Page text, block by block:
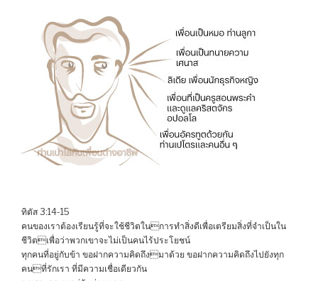
ทิตัส 3:14-15
คนของเราต้องเรียนรู้ที่จะใช้ชีวิตในการทำสิ่งดีเพื่อเตรียมสิ่งที่จำเป็นใน
ชีวิตเพื่อว่าพวกเขาจะไม่เป็นคนไร้ประโยชน์
ทุกคนที่อยู่กับข้า ขอฝากความคิดถึงมาด้วย ขอฝากความคิดถึงไปยังทุก
คนที่รักเรา ที่มีความเชื่อเดียวกัน